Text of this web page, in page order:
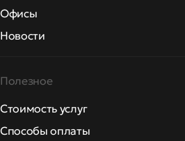
Офисы
Новости
Полезное
Стоимость услуг
Способы оплаты